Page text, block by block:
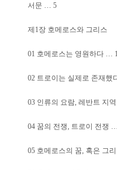
서문 … 5
제1장 호메로스와 그리스
01 호메로스는 영원하다 …
02 트로이는 실제로 존재했
03 인류의 요람, 레반트 지
04 꿈의 전쟁, 트로이 전쟁
05 호메로스의 꿈, 혹은 그